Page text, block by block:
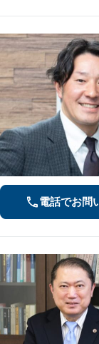
電話でお問